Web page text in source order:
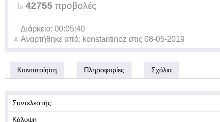
42755 προβολές
Διάρκεια: 00:05:40
Αναρτήθηκε από: konstantinoz στις 08-05-2019
Κοινοποίηση Πληροφορίες Σχόλια
Συντελεστής
Κάλυψη